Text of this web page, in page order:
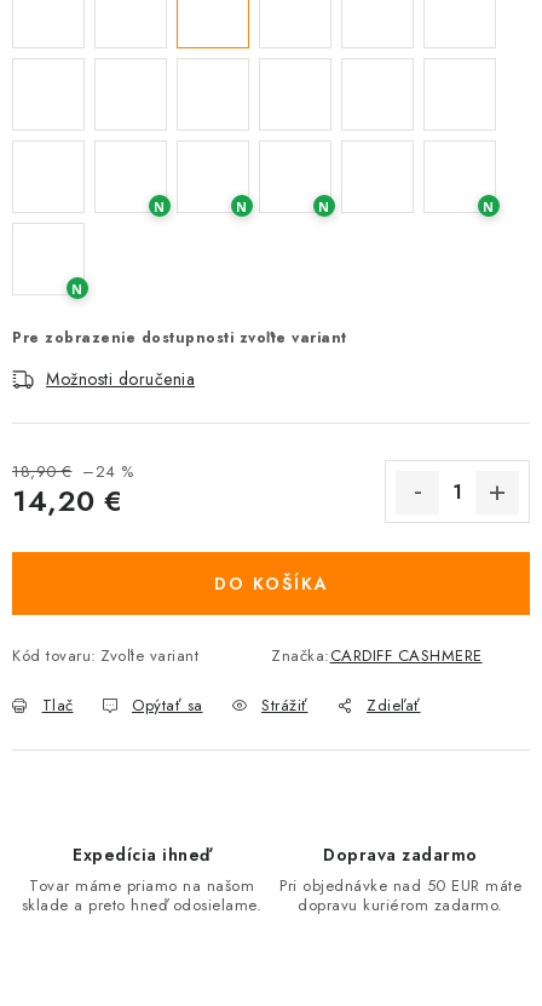
N N N N
N
Pre zobrazenie dostupnosti zvoľte variant
Možnosti doručenia
18,90 € –24 %
14,20 €
DO KOŠÍKA
Kód tovaru: Zvoľte variant Značka:CARDIFF CASHMERE
Tlač Opýtať sa Strážiť Zdieľať
Expedícia ihneď
Tovar máme priamo na našom
sklade a preto hneď odosielame.
Doprava zadarmo
Pri objednávke nad 50 EUR máte
dopravu kuriérom zadarmo.